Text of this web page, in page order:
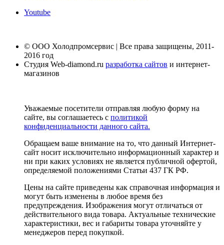
Youtube
© ООО Холодпромсервис | Все права защищены, 2011-
2016 год
Студия Web-diamond.ru разработка сайтов и интернет-
магазинов
Уважаемые посетители отправляя любую форму на
сайте, вы соглашаетесь с политикой
конфиденциальности данного сайта.
Обращаем ваше внимание на то, что данный Интернет-
сайт носит исключительно информационный характер и
ни при каких условиях не является публичной офертой,
определяемой положениями Статьи 437 ГК РФ.
Цены на сайте приведены как справочная информация и
могут быть изменены в любое время без
предупреждения. Изображения могут отличаться от
действительного вида товара. Актуальные технические
характеристики, вес и габариты товара уточняйте у
менеджеров перед покупкой.